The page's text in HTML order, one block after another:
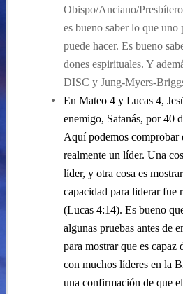
Obispo/Anciano/
es bueno saber lo que uno
puede hacer. Es bueno
dones espirituales. Y
DISC y Jung-Myers-
En Mateo 4 y Lucas 4,
enemigo, Satanás, por 40
Aquí podemos comprobar
realmente un líder. Una
líder, y otra cosa es
capacidad para liderar fue
(Lucas 4:14). Es bueno
algunas pruebas antes de
para mostrar que es capaz
con muchos líderes en la
una confirmación de que